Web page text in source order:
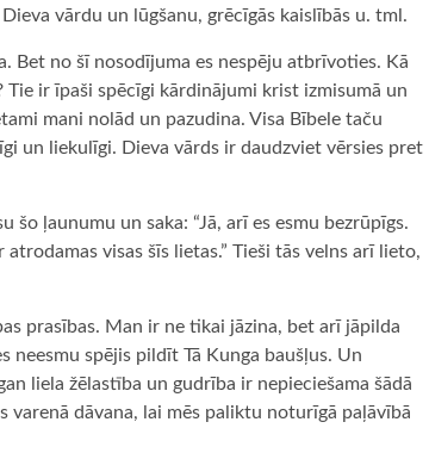
vārdu un lūgšanu, grēcīgās kaislībās u. tml.
Bet no šī nosodījuma es nespēju atbrīvoties. Kā
ir īpaši spēcīgi kārdinājumi krist izmisumā un
mani nolād un pazudina. Visa Bībele taču
un liekulīgi. Dieva vārds ir daudzviet vērsies pret
šo ļaunumu un saka: “Jā, arī es esmu bezrūpīgs.
visas šīs lietas.” Tieši tās velns arī lieto,
prasības. Man ir ne tikai jāzina, bet arī jāpilda
neesmu spējis pildīt Tā Kunga baušļus. Un
liela žēlastība un gudrība ir nepieciešama šādā
varenā dāvana, lai mēs paliktu noturīgā paļāvībā